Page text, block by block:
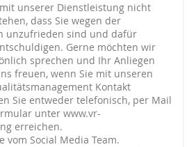
unserer Dienstleistung nicht
dass Sie wegen der
unzufrieden sind und dafür
Gerne möchten wir
sprechen und Ihr Anliegen
freuen, wenn Sie mit unseren
nt Kontakt
Sie entweder telefonisch, per Mail
unter www.vr-
erreichen.
vom Social Media Team.